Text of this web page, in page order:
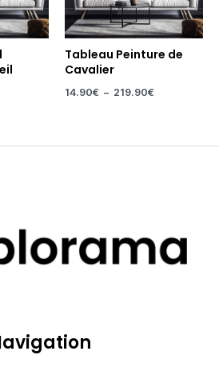
Tableau Peinture de
Cavalier
14.90€ – 219.90€